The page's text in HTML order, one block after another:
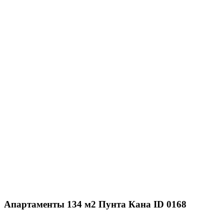
Апартаменты 134 м2 Пунта Кана ID 0168